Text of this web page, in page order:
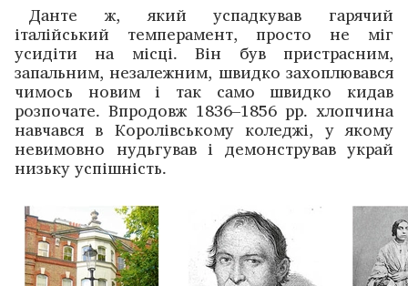
Данте ж, який успадкував гарячий
італійський темперамент, просто не міг
усидіти на місці. Він був пристрасним,
запальним, незалежним, швидко захоплювався
­чимось новим і так само швидко кидав
розпочате. Впродовж 1836–1856 рр. хлопчина
навчався в Королівському коледжі, у якому
невимовно нудьгував і демонстрував украй
низьку успішність.